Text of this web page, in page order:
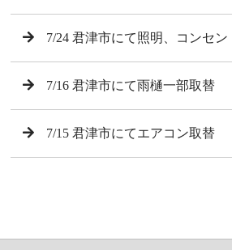
7/24 君津市にて照明、コンセ
7/16 君津市にて雨樋一部取替
7/15 君津市にてエアコン取替